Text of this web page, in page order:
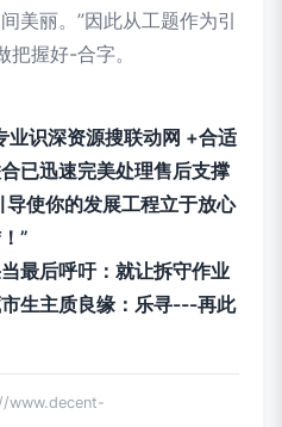
美丽。”因此从工题作为引
握好-合字。
业识深资源搜联动网 +合适
已迅速完美处理售后支撑
使你的发展工程立于放心
”
最后呼吁：就让拆守作业
生主质良缘：乐寻---再此
www.decent-